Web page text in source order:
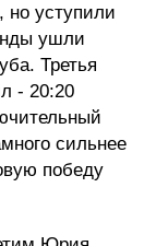
но уступили
ушли
Третья
- 20:20
сильнее
победу